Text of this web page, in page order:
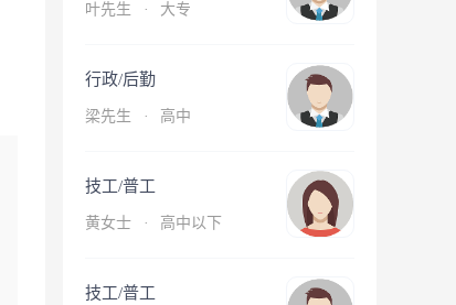
叶先生 · 大专
行政/后勤
梁先生 · 高中
技工/普工
黄女士 · 高中以下
技工/普工